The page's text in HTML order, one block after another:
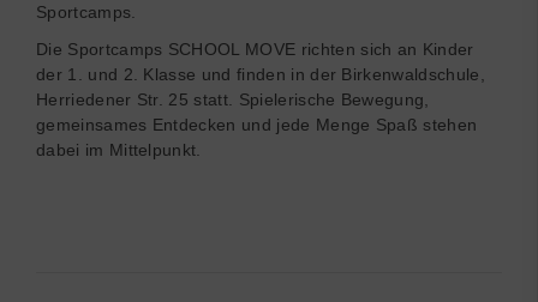
Sportcamps.
Die Sportcamps SCHOOL MOVE richten sich an Kinder
der 1. und 2. Klasse und finden in der Birkenwaldschule,
Herriedener Str. 25 statt. Spielerische Bewegung,
gemeinsames Entdecken und jede Menge Spaß stehen
dabei im Mittelpunkt.